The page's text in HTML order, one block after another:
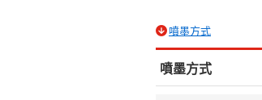
噴墨方式
噴墨方式